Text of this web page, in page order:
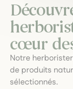
cœur
Notre
de produits
sélectionnés.